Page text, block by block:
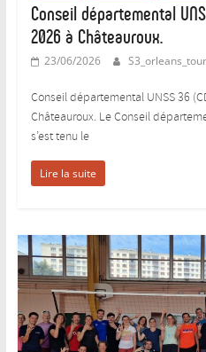
Conseil départemental
2026 à Châteauroux.
23/06/2026
Conseil départemental UNSS 36
Châteauroux. Le Conseil
s’est tenu le
Lire la suite